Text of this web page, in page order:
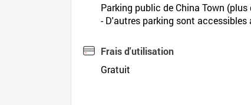
Parking public de China Town
- D'autres parking sont accessibles
Frais d'utilisation
Gratuit